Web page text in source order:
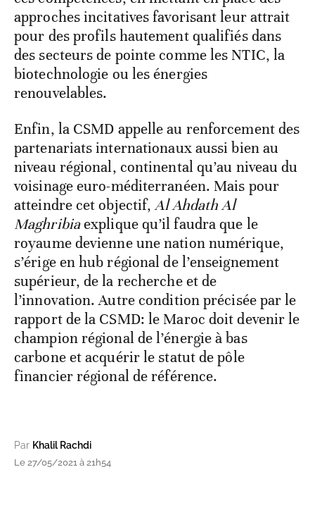
approches incitatives favorisant leur attrait
pour des profils hautement qualifiés dans
des secteurs de pointe comme les NTIC, la
biotechnologie ou les énergies
renouvelables.
Enfin, la CSMD appelle au renforcement des
partenariats internationaux aussi bien au
niveau régional, continental qu’au niveau du
voisinage euro-méditerranéen. Mais pour
atteindre cet objectif,Al Ahdath Al
Maghribiaexplique qu’il faudra que le
royaume devienne une nation numérique,
s’érige en hub régional de l’enseignement
supérieur, de la recherche et de
l’innovation. Autre condition précisée par le
rapport de la CSMD: le Maroc doit devenir le
champion régional de l’énergie à bas
carbone et acquérir le statut de pôle
financier régional de référence.
Par Khalil Rachdi
Le 27/05/2021 à 21h54